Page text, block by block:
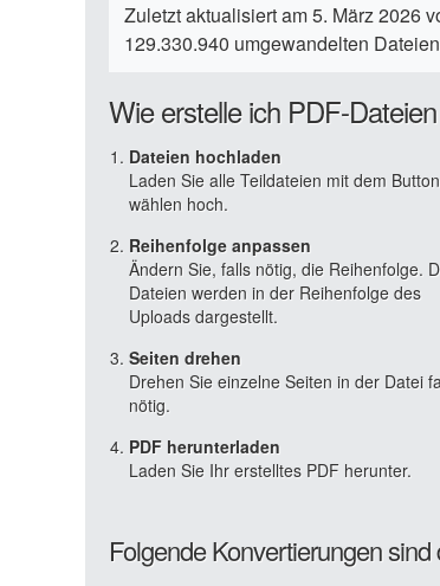
Zuletzt aktualisiert am 5. März 2026
129.330.940 umgewandelten
Wie erstelle ich PDF-
Dateien hochladen
Laden Sie alle Teildateien mit dem
wählen hoch.
Reihenfolge anpassen
Ändern Sie, falls nötig, die Reihenfolge.
Dateien werden in der Reihenfolge des
Uploads dargestellt.
Seiten drehen
Drehen Sie einzelne Seiten in der Datei
nötig.
PDF herunterladen
Laden Sie Ihr erstelltes PDF herunter.
Folgende Konvertierungen